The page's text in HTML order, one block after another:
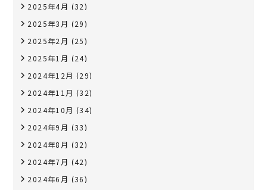
2025年4月 (32)
2025年3月 (29)
2025年2月 (25)
2025年1月 (24)
2024年12月 (29)
2024年11月 (32)
2024年10月 (34)
2024年9月 (33)
2024年8月 (32)
2024年7月 (42)
2024年6月 (36)